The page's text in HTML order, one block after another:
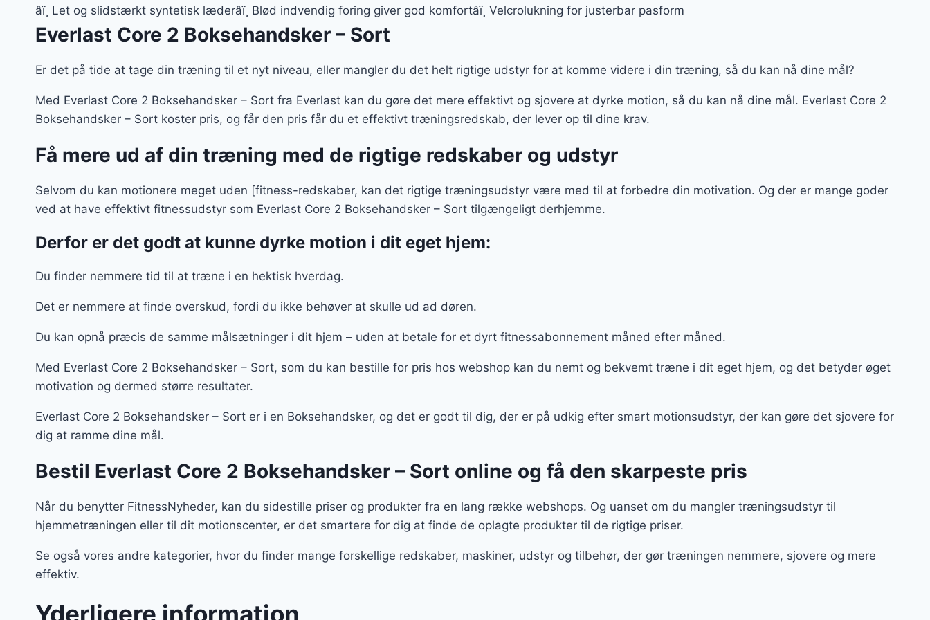
129 kr..99 kr..
âï¸ Let og slidstærkt syntetisk læderâï¸ Blød indvendig foring giver god komfortâï¸ Velcrolukning for justerbar pasform
Everlast Core 2 Boksehandsker – Sort
Er det på tide at tage din træning til et nyt niveau, eller mangler du det helt rigtige udstyr for at komme videre i din træning, så du kan nå dine mål?
Med Everlast Core 2 Boksehandsker – Sort fra Everlast kan du gøre det mere effektivt og sjovere at dyrke motion, så du kan nå dine mål. Everlast Core 2
Boksehandsker – Sort koster pris, og får den pris får du et effektivt træningsredskab, der lever op til dine krav.
Få mere ud af din træning med de rigtige redskaber og udstyr
Selvom du kan motionere meget uden [fitness-redskaber, kan det rigtige træningsudstyr være med til at forbedre din motivation. Og der er mange goder
ved at have effektivt fitnessudstyr som Everlast Core 2 Boksehandsker – Sort tilgængeligt derhjemme.
Derfor er det godt at kunne dyrke motion i dit eget hjem:
Du finder nemmere tid til at træne i en hektisk hverdag.
Det er nemmere at finde overskud, fordi du ikke behøver at skulle ud ad døren.
Du kan opnå præcis de samme målsætninger i dit hjem – uden at betale for et dyrt fitnessabonnement måned efter måned.
Med Everlast Core 2 Boksehandsker – Sort, som du kan bestille for pris hos webshop kan du nemt og bekvemt træne i dit eget hjem, og det betyder øget
motivation og dermed større resultater.
Everlast Core 2 Boksehandsker – Sort er i en Boksehandsker, og det er godt til dig, der er på udkig efter smart motionsudstyr, der kan gøre det sjovere for
dig at ramme dine mål.
Bestil Everlast Core 2 Boksehandsker – Sort online og få den skarpeste pris
Når du benytter FitnessNyheder, kan du sidestille priser og produkter fra en lang række webshops. Og uanset om du mangler træningsudstyr til
hjemmetræningen eller til dit motionscenter, er det smartere for dig at finde de oplagte produkter til de rigtige priser.
Se også vores andre kategorier, hvor du finder mange forskellige redskaber, maskiner, udstyr og tilbehør, der gør træningen nemmere, sjovere og mere
effektiv.
Yderligere information